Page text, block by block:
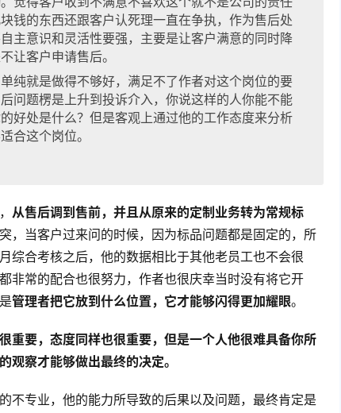
钱的东西还跟客户认死理一直在争执，作为售后处
主意识和灵活性要强，主要是让客户满意的同时降
让客户申请售后。
纯就是做得不够好，满足不了作者对这个岗位的要
问题楞是上升到投诉介入，你说这样的人你能不能
好处是什么？但是客观上通过他的工作态度来分析
合这个岗位。
从售后调到售前，并且从原来的定制业务转为常规标
，当客户过来问的时候，因为标品问题都是固定的，所
综合考核之后，他的数据相比于其他老员工也不会很
非常的配合也很努力，作者也很庆幸当时没有将它开
管理者把它放到什么位置，它才能够闪得更加耀眼。
重要，态度同样也很重要，但是一个人他很难具备你所
观察才能够做出最终的决定。
不专业，他的能力所导致的后果以及问题，最终肯定是